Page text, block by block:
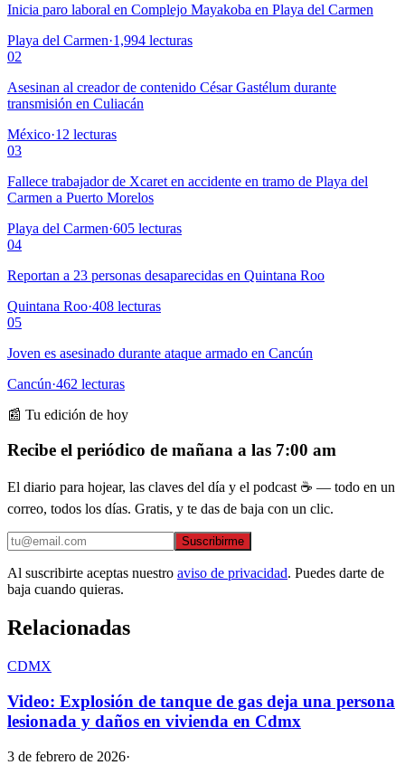
Inicia paro laboral en Complejo Mayakoba en Playa del Carmen
Playa del Carmen·1,994 lecturas
02
Asesinan al creador de contenido César Gastélum durante
transmisión en Culiacán
México·12 lecturas
03
Fallece trabajador de Xcaret en accidente en tramo de Playa del
Carmen a Puerto Morelos
Playa del Carmen·605 lecturas
04
Reportan a 23 personas desaparecidas en Quintana Roo
Quintana Roo·408 lecturas
05
Joven es asesinado durante ataque armado en Cancún
Cancún·462 lecturas
📰 Tu edición de hoy
Recibe el periódico de mañana a las 7:00 am
El diario para hojear, las claves del día y el podcast ☕ — todo en un
correo, todos los días. Gratis, y te das de baja con un clic.
Suscribirme
Al suscribirte aceptas nuestro aviso de privacidad. Puedes darte de
baja cuando quieras.
Relacionadas
CDMX
Video: Explosión de tanque de gas deja una persona
lesionada y daños en vivienda en Cdmx
3 de febrero de 2026·